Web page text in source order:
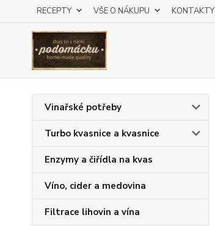
RECEPTY VŠE O NÁKUPU KONTAKTY
Vinařské potřeby
Turbo kvasnice a kvasnice
Enzymy a čiřídla na kvas
Víno, cider a medovina
Filtrace lihovin a vína